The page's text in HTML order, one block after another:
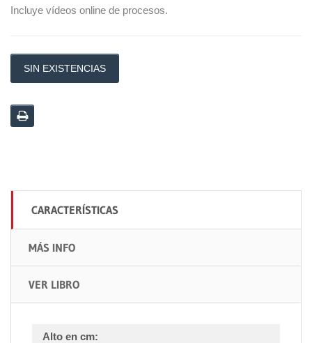
Incluye vídeos online de procesos.
SIN EXISTENCIAS
CARACTERÍSTICAS
MÁS INFO
VER LIBRO
Alto en cm: